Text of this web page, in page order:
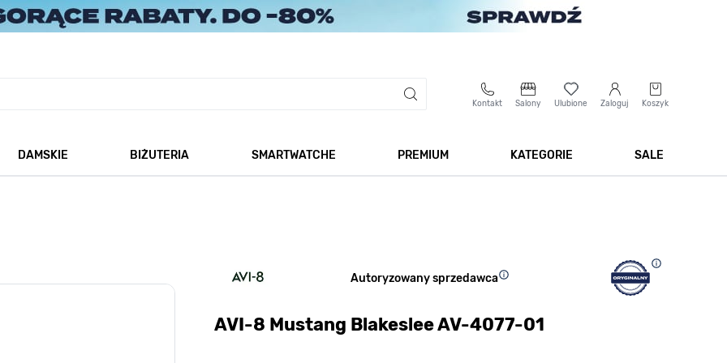
Kontakt Salony Ulubione Zaloguj Koszyk
DAMSKIE
BIŻUTERIA
SMARTWATCHE
PREMIUM
KATEGORIE
SALE
Autoryzowany sprzedawca
AVI-8 Mustang Blakeslee AV-4077-01